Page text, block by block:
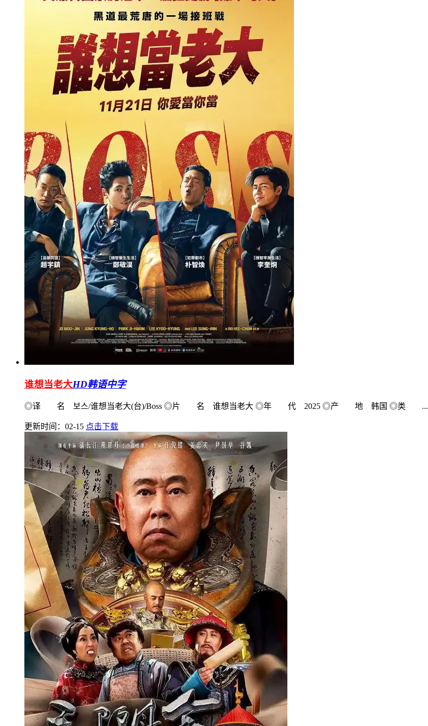
谁想当老大HD韩语中字
◎译 名 보스/谁想当老大(台)/Boss ◎片 名 谁想当老大 ◎年 代 2025 ◎产 地 韩国 ◎类 ...
更新时间：02-15 点击下载